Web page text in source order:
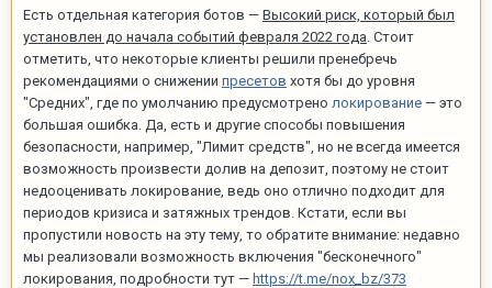
Есть отдельная категория ботов — Высокий риск, который был
установлен до начала событий февраля 2022 года . Стоит
отметить, что некоторые клиенты решили пренебречь
рекомендациями о снижении пресетов хотя бы до уровня
"Средних", где по умолчанию предусмотрено локирование — это
большая ошибка. Да, есть и другие способы повышения
безопасности, например, "Лимит средств", но не всегда имеется
возможность произвести долив на депозит, поэтому не стоит
недооценивать локирование, ведь оно отлично подходит для
периодов кризиса и затяжных трендов. Кстати, если вы
пропустили новость на эту тему, то обратите внимание: недавно
мы реализовали возможность включения "бесконечного"
локирования, подробности тут — https://t.me/nox_bz/373